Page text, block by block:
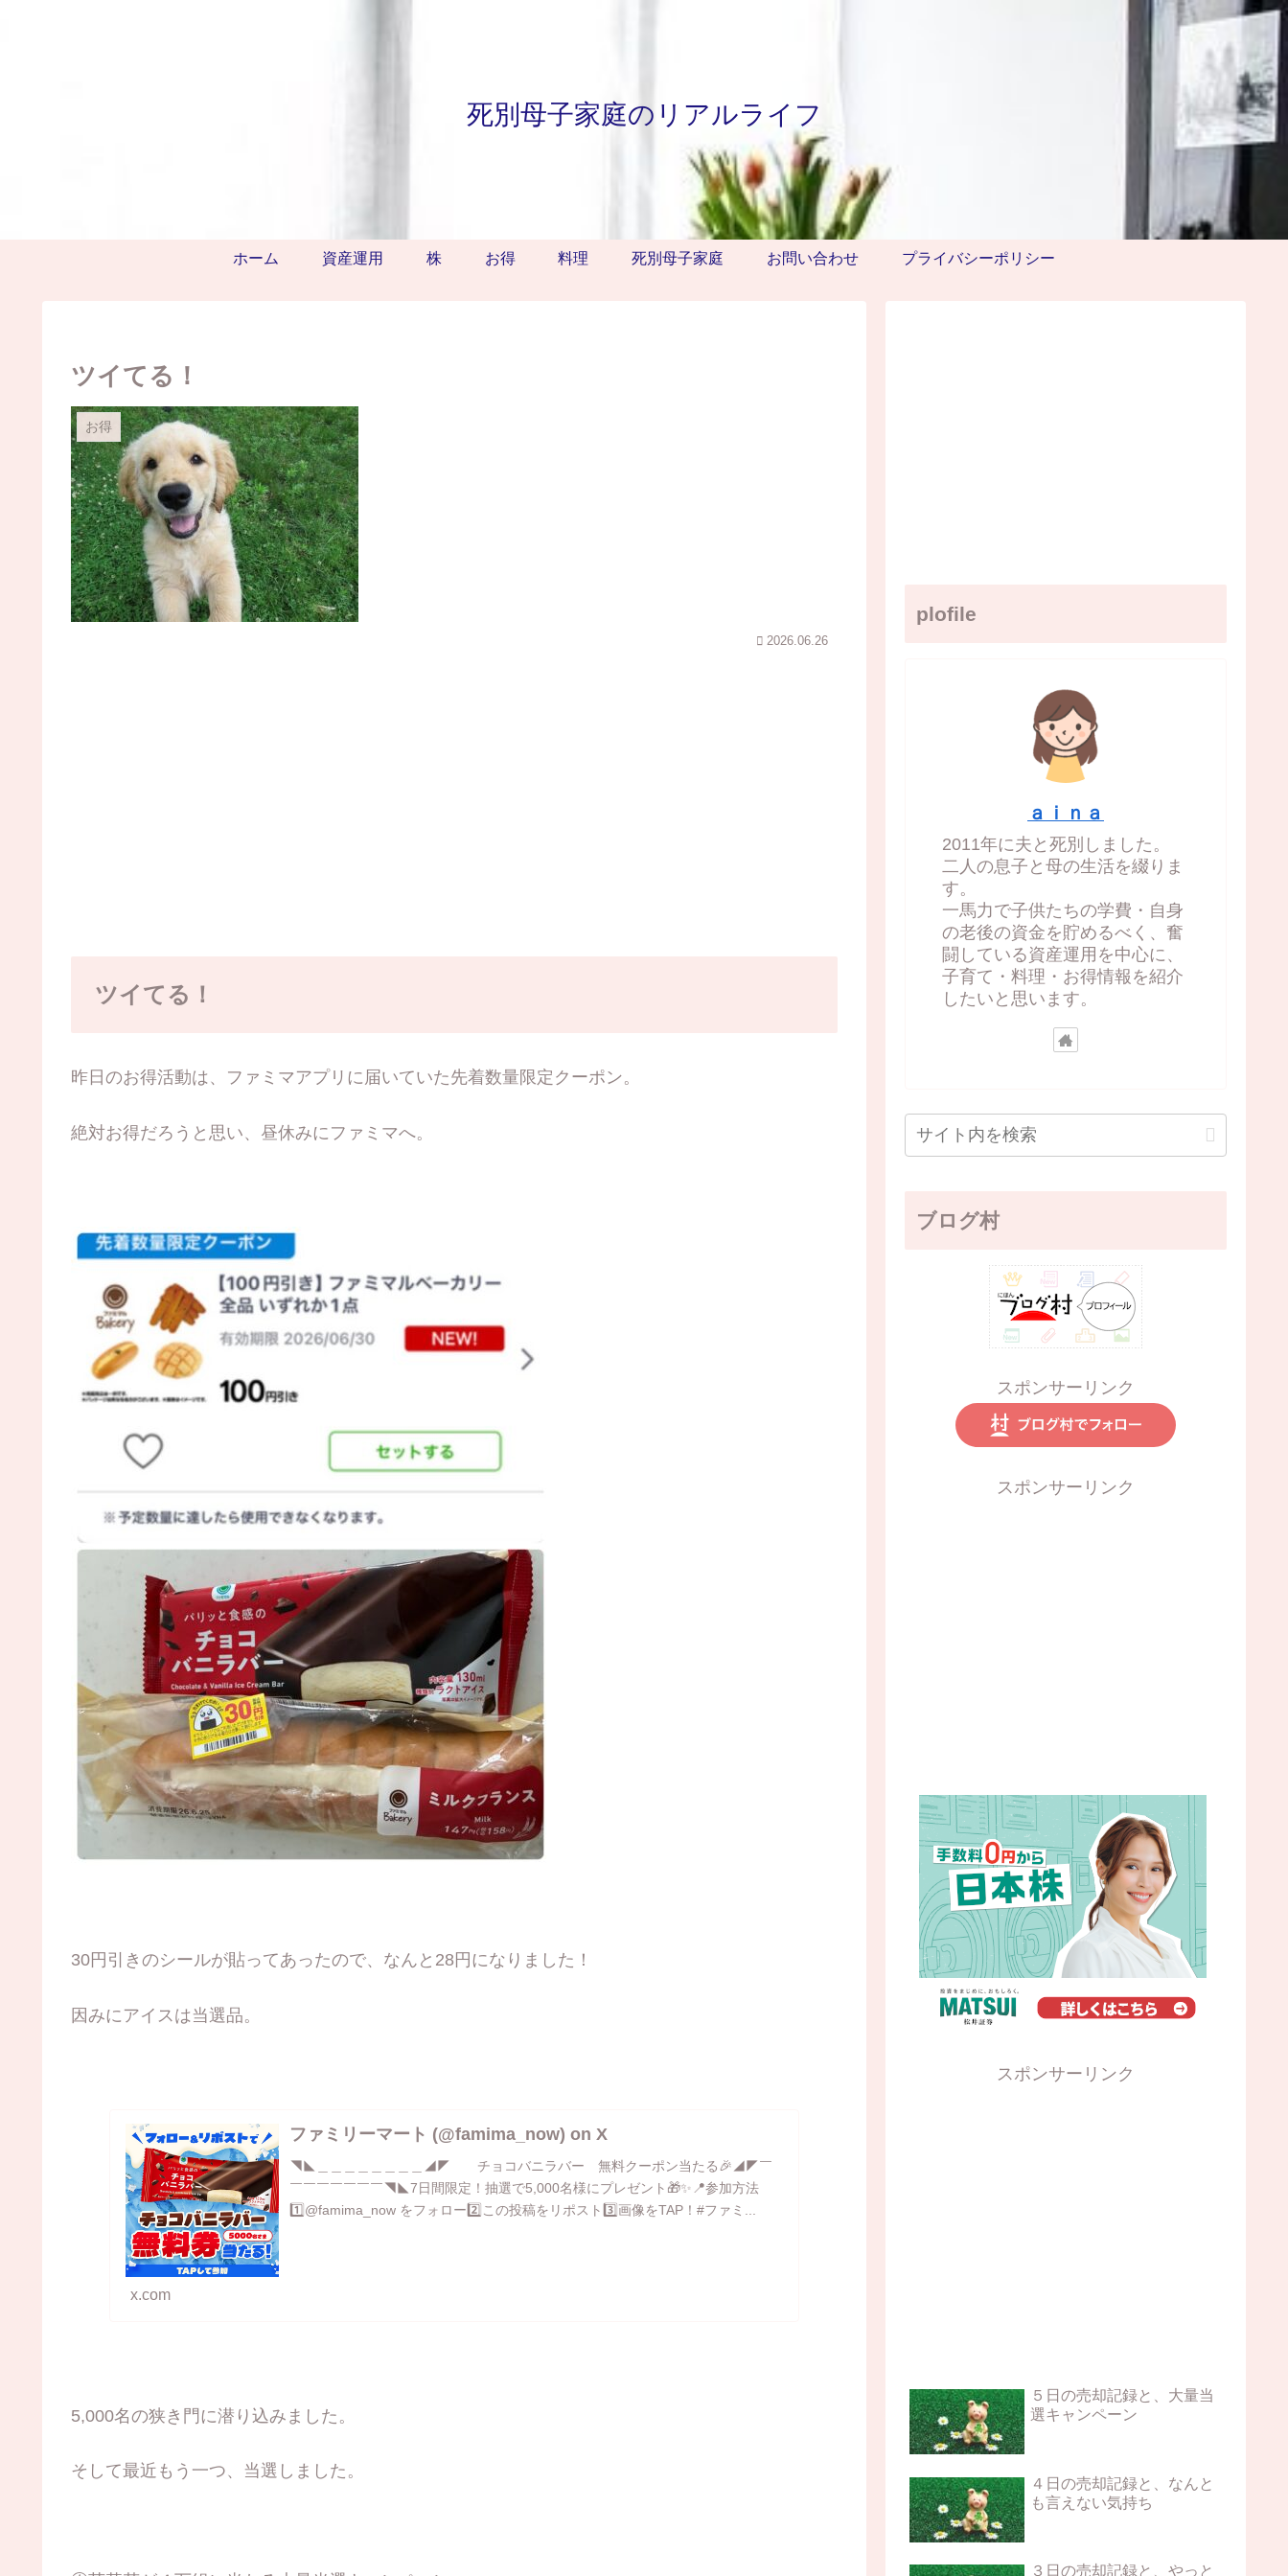
死別母子家庭のリアルライフ
ホーム 資産運用 株 お得 料理 死別母子家庭 お問い合わせ プライバシーポリシー
ツイてる！
お得
2026.06.26
ツイてる！
昨日のお得活動は、ファミマアプリに届いていた先着数量限定クーポン。
絶対お得だろうと思い、昼休みにファミマへ。
30円引きのシールが貼ってあったので、なんと28円になりました！
因みにアイスは当選品。
ファミリーマート (@famima_now) on X
◥◣＿＿＿＿＿＿＿＿◢◤ チョコバニラバー 無料クーポン当たる🎉◢◤￣
￣￣￣￣￣￣￣◥◣7日間限定！抽選で5,000名様にプレゼント🎁✨📍参加方法
1️⃣@famima_now をフォロー2️⃣この投稿をリポスト3️⃣画像をTAP！#ファミ...
x.com
5,000名の狭き門に潜り込みました。
そして最近もう一つ、当選しました。
plofile
ａｉｎａ
2011年に夫と死別しました。
二人の息子と母の生活を綴りま
す。
一馬力で子供たちの学費・自身
の老後の資金を貯めるべく、奮
闘している資産運用を中心に、
子育て・料理・お得情報を紹介
したいと思います。
ブログ村
スポンサーリンク
スポンサーリンク
スポンサーリンク
５日の売却記録と、大量当
選キャンペーン
４日の売却記録と、なんと
も言えない気持ち
３日の売却記録と、やっと